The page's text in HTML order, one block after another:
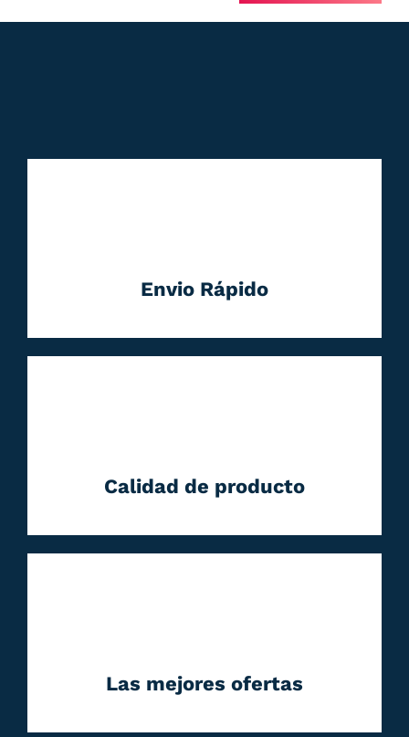
Envio Rápido
Calidad de producto
Las mejores ofertas